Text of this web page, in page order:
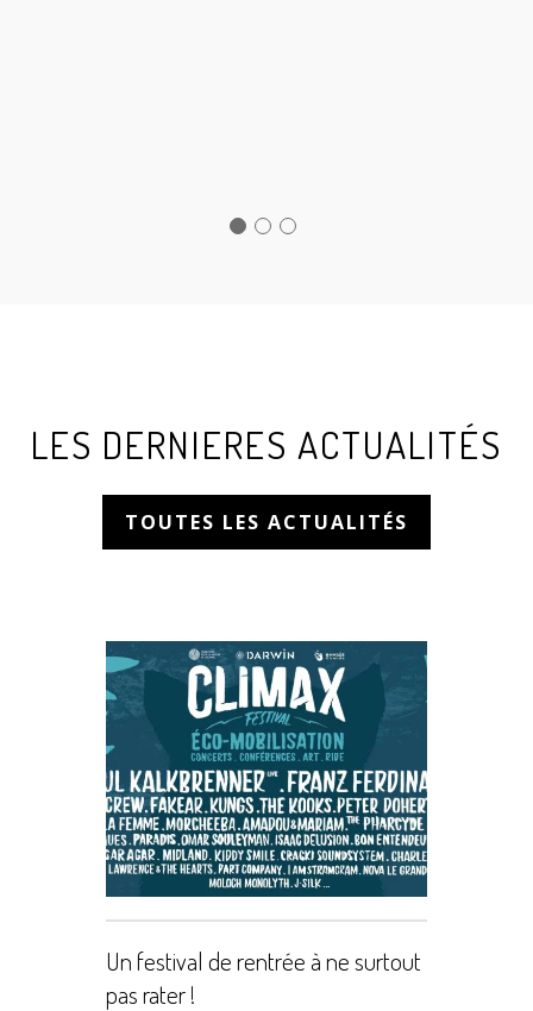
LES DERNIERES ACTUALITÉS
TOUTES LES ACTUALITÉS
Un festival de rentrée à ne surtout
pas rater !